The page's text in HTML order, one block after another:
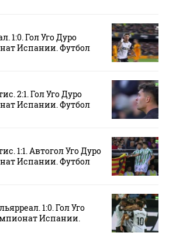
1:0. Гол Уго Дуро
Испании. Футбол
2:1. Гол Уго Дуро
Испании. Футбол
1:1. Автогол Уго Дуро
Испании. Футбол
1:0. Гол Уго
Испании.